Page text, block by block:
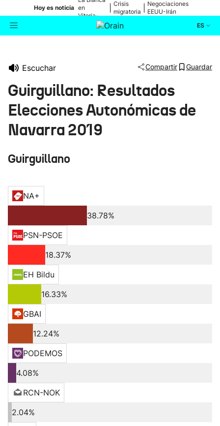
Hoy es noticia en
Vitoria-
Gasteiz
Crisis
migratoria
Negociaciones
EEUU-Irán
ES
Ikusmiran
Escuchar Compartir Guardar
Guirguillano: Resultados
Elecciones Autonómicas de
Navarra 2019
Guirguillano
NA+
38.78%
PSN-PSOE
18.37%
EH Bildu
16.33%
GBAI
12.24%
PODEMOS
4.08%
RCN-NOK
2.04%